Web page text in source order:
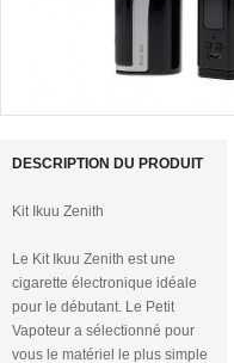
DESCRIPTION DU PRODUIT
Kit Ikuu Zenith
Le Kit Ikuu Zenith est une
cigarette électronique idéale
pour le débutant. Le Petit
Vapoteur a sélectionné pour
vous le matériel le plus simple